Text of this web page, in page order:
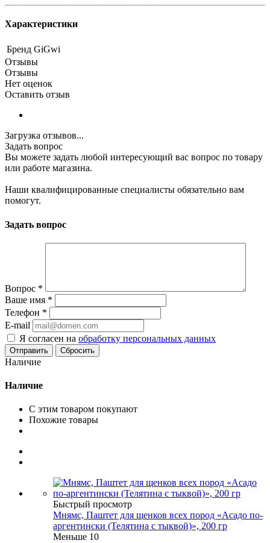
Характеристики
Бренд GiGwi
Отзывы
Отзывы
Нет оценок
Оставить отзыв
Загрузка отзывов...
Задать вопрос
Вы можете задать любой интересующий вас вопрос по товару
или работе магазина.
Наши квалифицированные специалисты обязательно вам
помогут.
Задать вопрос
Вопрос *
Ваше имя *
Телефон *
E-mail
Я согласен на обработку персональных данных
Сбросить
Наличие
Наличие
С этим товаром покупают
Похожие товары
Быстрый просмотр
Мнямс, Паштет для щенков всех пород «Асадо по-
аргентински (Телятина с тыквой)», 200 гр
Меньше 10